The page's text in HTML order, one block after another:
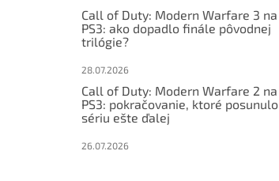
Call of Duty: Modern Warfare 3 na
PS3: ako dopadlo finále pôvodnej
trilógie?
28.07.2026
Call of Duty: Modern Warfare 2 na
PS3: pokračovanie, ktoré posunulo
sériu ešte ďalej
26.07.2026